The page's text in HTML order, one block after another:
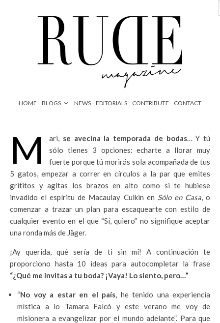
HOME BLOGS NEWS EDITORIALS CONTRIBUTE CONTACT
M ari, se avecina la temporada de bodas… Y tú
sólo tienes 3 opciones: echarte a llorar muy
fuerte porque tú morirás sola acompañada de tus
5 gatos, empezar a correr en círculos a la par que emites
grititos y agitas los brazos en alto como si te hubiese
invadido el espíritu de Macaulay Culkin en Sólo en Casa, o
comenzar a trazar un plan para escaquearte con estilo de
cualquier evento en el que “Sí, quiero” no signifique aceptar
una ronda más de Jäger.
¡Ay querida, qué sería de ti sin mí! A continuación te
proporciono hasta 10 ideas para autocompletar la frase
“¿Qué me invitas a tu boda? ¡Vaya! Lo siento, pero…”
“No voy a estar en el país, he tenido una experiencia
mística a lo Tamara Falcó y este verano me voy de
misionera a evangelizar por el mundo adelante”. Para que